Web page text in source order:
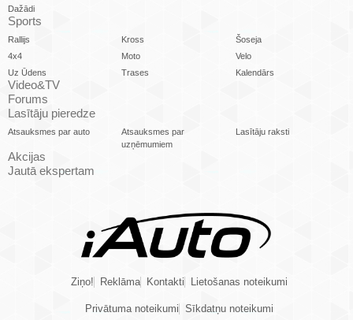
Dažādi
Sports
Rallijs Kross
Šoseja
4x4
Moto
Velo
Uz Ūdens
Trases Kalendārs
Video&TV
Forums
Lasītāju pieredze
Atsauksmes par auto
Atsauksmes par
uzņēmumiem
Lasītāju raksti
Akcijas
Jautā ekspertam
Ziņo! Reklāma Kontakti Lietošanas noteikumi
Privātuma noteikumi Sīkdatņu noteikumi